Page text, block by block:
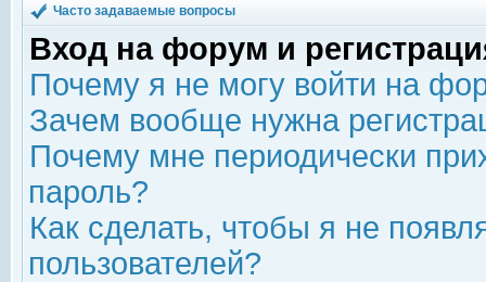
Часто задаваемые вопросы
Вход на форум и
Почему я не могу войти на
Зачем вообще нужна
Почему мне периодически
пароль?
Как сделать, чтобы я не
пользователей?